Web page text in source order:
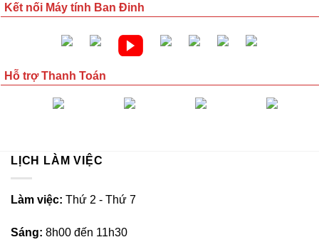
Kết nối Máy tính Ban Đinh
Hỗ trợ Thanh Toán
LỊCH LÀM VIỆC
Làm việc: Thứ 2 - Thứ 7
Sáng: 8h00 đến 11h30